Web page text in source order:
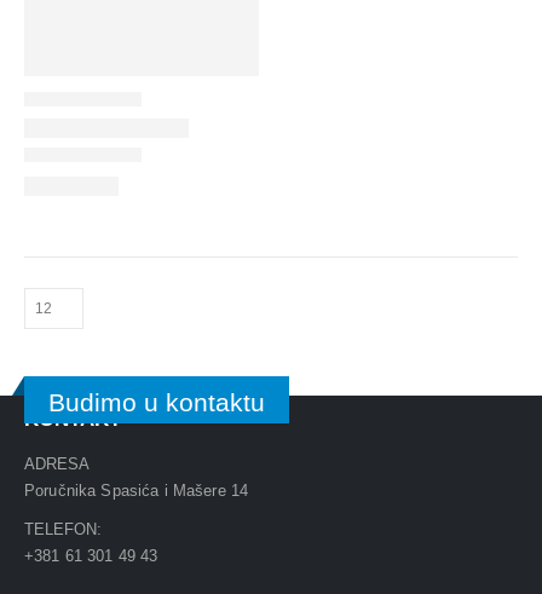
Budimo u kontaktu
KONTAKT
ADRESA
Poručnika Spasića i Mašere 14
TELEFON:
+381 61 301 49 43